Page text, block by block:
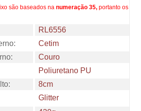
são baseados na numeração 35,portanto os
RL6556
Cetim
Couro
Poliuretano PU
8cm
Glitter